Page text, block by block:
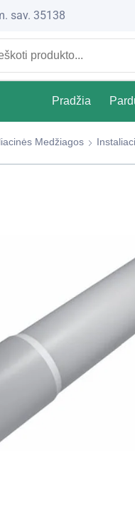
sav. 35138
Pradžia
Medžiagos